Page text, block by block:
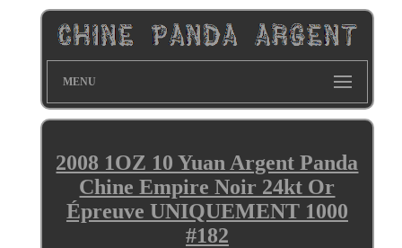
MENU
2008 1OZ 10 Yuan Argent Panda
Chine Empire Noir 24kt Or
Épreuve UNIQUEMENT 1000
#182